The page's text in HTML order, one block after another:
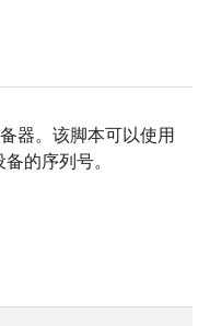
器。该脚本可以使用
的序列号。